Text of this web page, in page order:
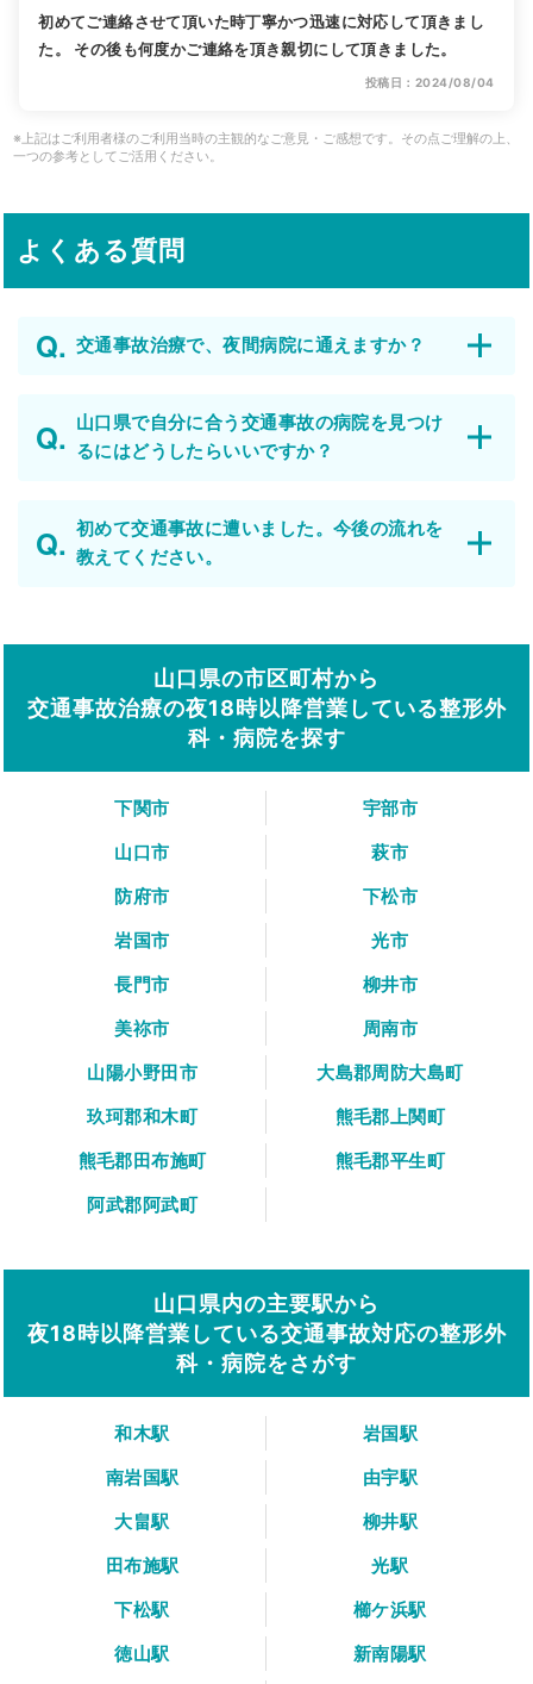
初めてご連絡させて頂いた時丁寧かつ迅速に対応して頂きまし
た。 その後も何度かご連絡を頂き親切にして頂きました。
投稿日：2024/08/04
※上記はご利用者様のご利用当時の主観的なご意見・ご感想です。その点ご理解の上、
一つの参考としてご活用ください。
よくある質問
交通事故治療で、夜間病院に通えますか？
山口県で自分に合う交通事故の病院を見つけ
るにはどうしたらいいですか？
初めて交通事故に遭いました。今後の流れを
教えてください。
山口県の市区町村から
交通事故治療の夜18時以降営業している整形外
科・病院を探す
下関市
宇部市
山口市
萩市
防府市
下松市
岩国市
光市
長門市
柳井市
美祢市
周南市
山陽小野田市
大島郡周防大島町
玖珂郡和木町
熊毛郡上関町
熊毛郡田布施町
熊毛郡平生町
阿武郡阿武町
山口県内の主要駅から
夜18時以降営業している交通事故対応の整形外
科・病院をさがす
和木駅
岩国駅
南岩国駅
由宇駅
大畠駅
柳井駅
田布施駅
光駅
下松駅
櫛ケ浜駅
徳山駅
新南陽駅